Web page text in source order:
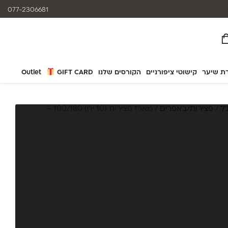
שיער קישוטי ציפורניים הקורסים שלנו GIFT CARD
Outlet
077-2306681
פצירות/באפרים